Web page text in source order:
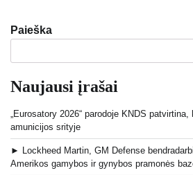
Paieška
Naujausi įrašai
„Eurosatory 2026“ parodoje KNDS
amunicijos srityje
► Lockheed Martin, GM Defense
Amerikos gamybos ir gynybos pramonės